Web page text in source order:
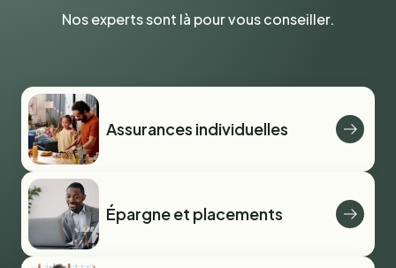
Nos experts sont là pour vous conseiller.
Assurances individuelles
Épargne et placements